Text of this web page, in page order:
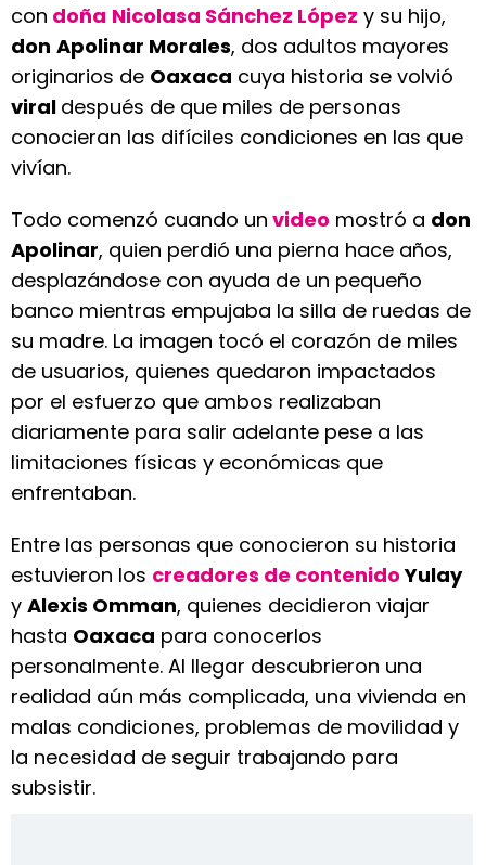
con doña Nicolasa Sánchez López y su hijo,
don Apolinar Morales, dos adultos mayores
originarios de Oaxaca cuya historia se volvió
viral después de que miles de personas
conocieran las difíciles condiciones en las que
vivían.
Todo comenzó cuando un video mostró a don
Apolinar, quien perdió una pierna hace años,
desplazándose con ayuda de un pequeño
banco mientras empujaba la silla de ruedas de
su madre. La imagen tocó el corazón de miles
de usuarios, quienes quedaron impactados
por el esfuerzo que ambos realizaban
diariamente para salir adelante pese a las
limitaciones físicas y económicas que
enfrentaban.
Entre las personas que conocieron su historia
estuvieron los creadores de contenidoYulay
y Alexis Omman, quienes decidieron viajar
hasta Oaxaca para conocerlos
personalmente. Al llegar descubrieron una
realidad aún más complicada, una vivienda en
malas condiciones, problemas de movilidad y
la necesidad de seguir trabajando para
subsistir.